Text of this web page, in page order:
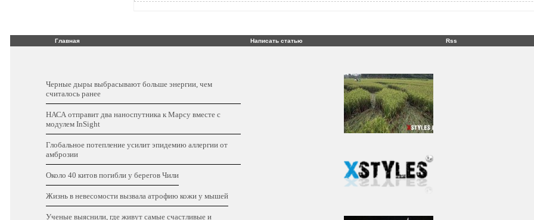
Главная Написать статью Rss
Черные дыры выбрасывают больше энергии, чем
считалось ранее
НАСА отправит два наноспутника к Марсу вместе с
модулем InSight
Глобальное потепление усилит эпидемию аллергии от
амброзии
Около 40 китов погибли у берегов Чили
Жизнь в невесомости вызвала атрофию кожи у мышей
Ученые выяснили, где живут самые счастливые и